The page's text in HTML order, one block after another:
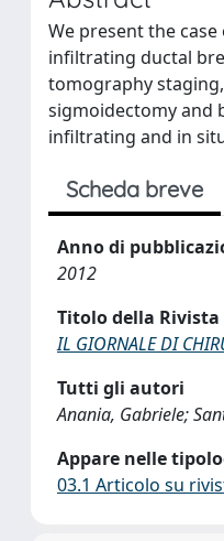
We present the
infiltrating ductal
tomography
sigmoidectomy and
infiltrating and in
Scheda breve
Anno di
2012
Titolo della Rivista
IL GIORNALE DI
Tutti gli autori
Anania, Gabriele;
Appare nelle
03.1 Articolo su